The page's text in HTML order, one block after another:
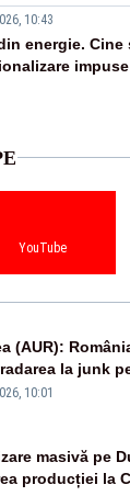
10:43
energie. Cine
YouTube
(AUR):
la junk
pentru
10:01
masivă pe
producției la